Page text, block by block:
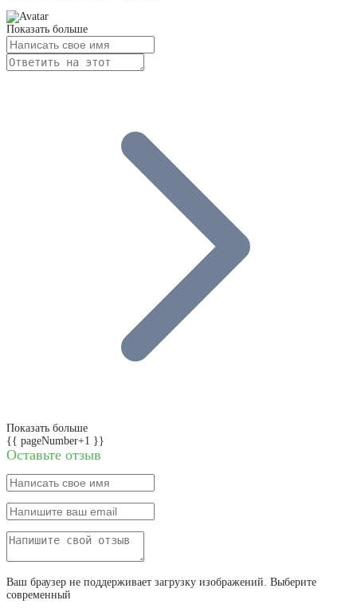
Показать больше
Показать больше
{{ pageNumber+1 }}
Оставьте отзыв
Ваш браузер не поддерживает загрузку изображений. Выберите
современный